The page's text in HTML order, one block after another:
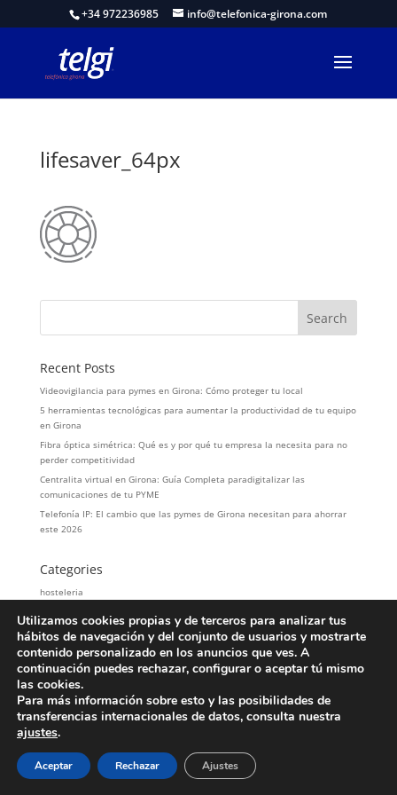
+34 972236985 info@telefonica-girona.com
lifesaver_64px
Recent Posts
Videovigilancia para pymes en Girona: Cómo proteger tu local
5 herramientas tecnológicas para aumentar la productividad de tu equipo
en Girona
Fibra óptica simétrica: Qué es y por qué tu empresa la necesita para no
perder competitividad
Centralita virtual en Girona: Guía Completa paradigitalizar las
comunicaciones de tu PYME
Telefonía IP: El cambio que las pymes de Girona necesitan para ahorrar
este 2026
Categories
hosteleria
Servicios
Telefonía
Aviso Legal
|Política de Privacidad| Política de Cookies
Utilizamos cookies propias y de terceros para analizar tus
hábitos de navegación y del conjunto de usuarios y mostrarte
contenido personalizado en los anuncios que ves. A
continuación puedes rechazar, configurar o aceptar tú mismo
las cookies.
Para más información sobre esto y las posibilidades de
transferencias internacionales de datos, consulta nuestra
ajustes.
Aceptar Rechazar Ajustes